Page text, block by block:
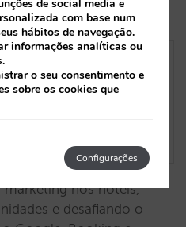
marketing nos hotéis,
e desafiando o
de social media e
com base num
hábitos de navegação.
informações analíticas ou
o seu consentimento e
sobre os cookies que
Configurações